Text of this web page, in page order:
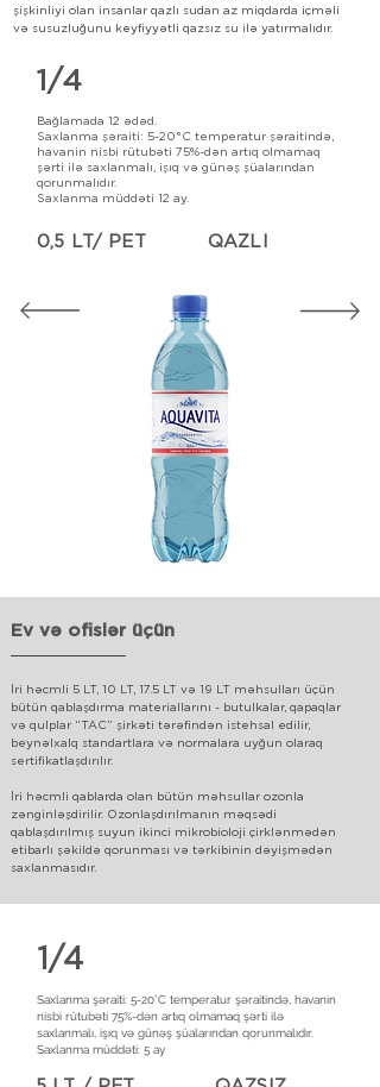
şişkinliyi olan insanlar qazlı sudan az miqdarda içməli
və susuzluğunu keyfiyyətli qazsız su ilə yatırmalıdır.
1/4
Bağlamada 12 ədəd.
Saxlanma şəraiti: 5-20°C temperatur şəraitində,
havanin nisbi rütubəti 75%-dən artıq olmamaq
şərti ilə saxlanmalı, işıq və günəş şüalarından
qorunmalıdır.
Saxlanma müddəti 12 ay.
0,5 LT/ PET QAZLI
Ev və ofislər üçün
İri həcmli 5 LT, 10 LT, 17.5 LT və 19 LT məhsulları üçün
bütün qablaşdırma materiallarını - butulkalar, qapaqlar
və qulplar “TAC” şirkəti tərəfindən istehsal edilir,
beynəlxalq standartlara və normalara uyğun olaraq
sertifikatlaşdırılır.
İri həcmli qablarda olan bütün məhsullar ozonla
zənginləşdirilir. Ozonlaşdırılmanın məqsədi
qablaşdırılmış suyun ikinci mikrobioloji çirklənmədən
etibarlı şəkildə qorunması və tərkibinin dəyişmədən
saxlanmasıdır.
1/4
Saxlanma şəraiti: 5-20°C temperatur şəraitində, havanin
nisbi rütubəti 75%-dən artıq olmamaq şərti ilə
saxlanmalı, işıq və günəş şüalarından qorunmalıdır.
Saxlanma müddəti: 5 ay